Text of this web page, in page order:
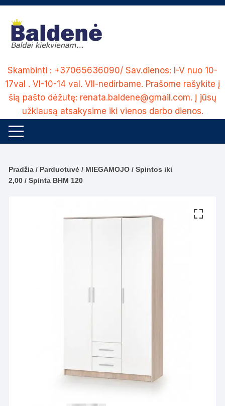
Skip
content
Skambinti : +37065636090/ Sav.dienos: I-V nuo 10-
17val . VI-10-14 val. VII-nedirbame. Prašome rašykite į
šią pašto dėžutę: renata.baldene@gmail.com. Į jūsų
užklausą atsakysime iki vienos darbo dienos.
Pradžia / Parduotuvė / MIEGAMOJO /Spintos iki
2,00 / Spinta BHM 120